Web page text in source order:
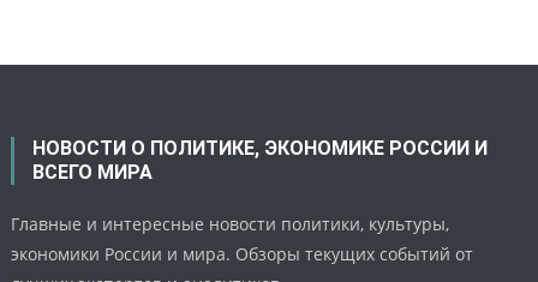
НОВОСТИ О ПОЛИТИКЕ, ЭКОНОМИКЕ РОССИИ И
ВСЕГО МИРА
Главные и интересные новости политики, культуры,
экономики России и мира. Обзоры текущих событий от